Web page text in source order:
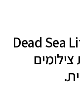
Dead Sea